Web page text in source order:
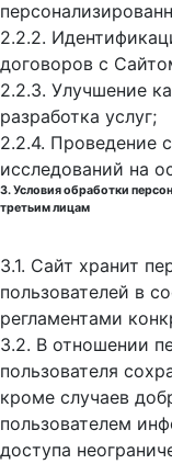
2.2.2.
договоров с
2.2.3. Улучшение
разработка услуг;
2.2.4. Проведение
исследований на
3. Условия обработки
третьим лицам
3.1. Сайт хранит
пользователей в
регламентами
3.2. В отношении
пользователя
кроме случаев
пользователем
доступа